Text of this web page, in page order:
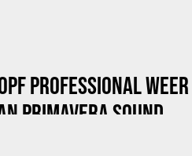
PROFESSIONAL WEER
PRIMAVERA SOUND